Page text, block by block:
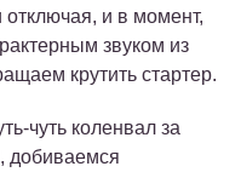
отключая, и в момент,
звуком из
крутить стартер.
чуть коленвал за
добиваемся